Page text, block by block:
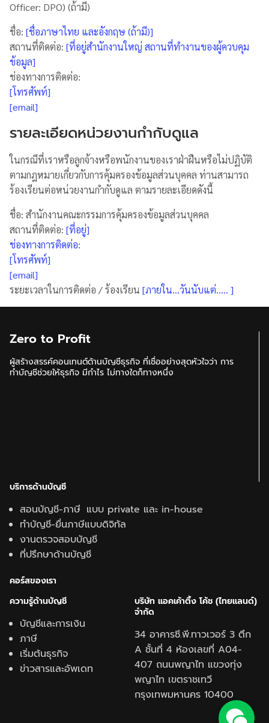
Officer: DPO) (ถ้ามี)
ชื่อ: [ชื่อภาษาไทย และอังกฤษ (ถ้ามี)]
สถานที่ติดต่อ: [ที่อยู่สำนักงานใหญ่ สถานที่ทำงานของผู้ควบคุม
ข้อมูล]
ช่องทางการติดต่อ:
[โทรศัพท์]
[email]
รายละเอียดหน่วยงานกำกับดูแล
ในกรณีที่เราหรือลูกจ้างหรือพนักงานของเราฝ่าฝืนหรือไม่ปฏิบัติ
ตามกฎหมายเกี่ยวกับการคุ้มครองข้อมูลส่วนบุคคล ท่านสามารถ
ร้องเรียนต่อหน่วยงานกำกับดูแล ตามรายละเอียดดังนี้
ชื่อ: สำนักงานคณะกรรมการคุ้มครองข้อมูลส่วนบุคคล
สถานที่ติดต่อ: [ที่อยู่]
ช่องทางการติดต่อ:
[โทรศัพท์]
[email]
ระยะเวลาในการติดต่อ / ร้องเรียน [ภายใน…วันนับแต่….. ]
Zero to Profit
ผู้สร้างสรรค์คอนเทนต์ด้านบัญชีธุรกิจ ที่เชื่ออย่างสุดหัวใจว่า การ
ทำบัญชีช่วยให้ธุรกิจ มีกำไร ไม่ทางใดก็ทางหนึ่ง
บริการด้านบัญชี
สอนบัญชี-ภาษี แบบ private และ in-house
ทำบัญชี-ยื่นภาษีแบบดิจิทัล
งานตรวจสอบบัญชี
ที่ปรึกษาด้านบัญชี
คอร์สของเรา
ความรู้ด้านบัญชี
บัญชีและการเงิน
ภาษี
เริ่มต้นธุรกิจ
ข่าวสารและอัพเดท
บริษัท แอคเค้าติ้ง โค้ช (ไทยแลนด์)
จำกัด
34 อาคารซี.พี.ทาวเวอร์ 3 ตึก
A ชั้นที่ 4 ห้องเลขที่ A04-
407 ถนนพญาไท แขวงทุ่ง
พญาไท เขตราชเทวี
กรุงเทพมหานคร 10400